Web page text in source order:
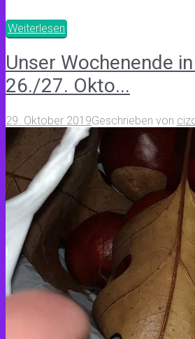
Weiterlesen
Unser Wochenende
26./27. Okto...
29. Oktober 2019Geschrieben von